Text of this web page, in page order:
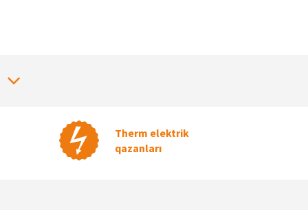
Therm elektrik
qazanları